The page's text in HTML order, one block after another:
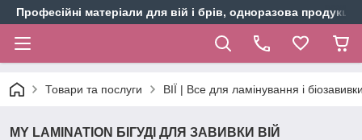
Професійні матеріали для вій і брів, одноразова продукція
Товари та послуги ВІЇ | Все для ламінування і
MY LAMINATION БІГУДІ ДЛЯ ЗАВИВКИ ВІЙ